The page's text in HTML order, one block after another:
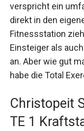
verspricht ein
direkt in den
Fitnessstation
Einsteiger als
an. Aber wie gut
habe die Total
Christopeit
TE 1